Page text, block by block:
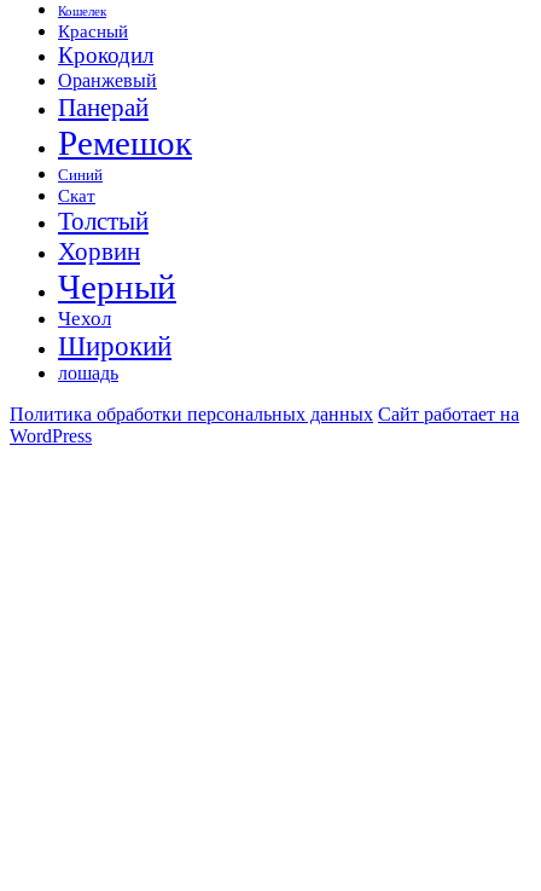
Кошелек
Красный
Крокодил
Оранжевый
Панерай
Ремешок
Синий
Скат
Толстый
Хорвин
Черный
Чехол
Широкий
лошадь
Политика обработки персональных данных Сайт работает на
WordPress